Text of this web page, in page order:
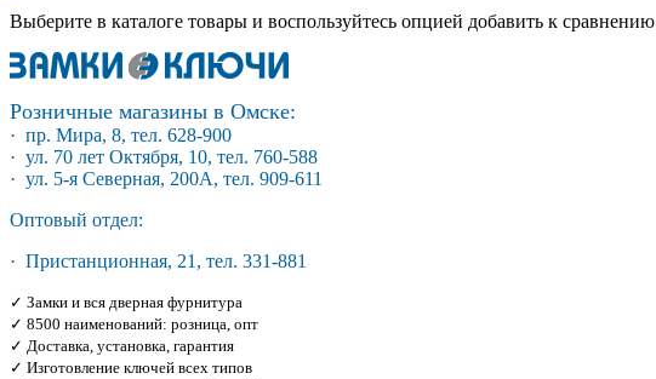
Выберите в каталоге товары и воспользуйтесь опцией добавить к сравнению
Розничные магазины в Омске:
· пр. Мира, 8, тел. 628-900
· ул. 70 лет Октября, 10, тел. 760-588
· ул. 5-я Северная, 200А, тел. 909-611
Оптовый отдел:
· Пристанционная, 21, тел. 331-881
✓ Замки и вся дверная фурнитура
✓ 8500 наименований: розница, опт
✓ Доставка, установка, гарантия
✓ Изготовление ключей всех типов